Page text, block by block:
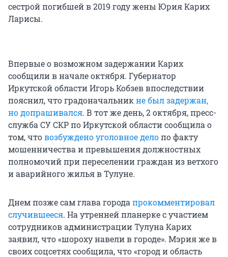
сестрой погибшей в 2019 году жены Юрия Карих
Ларисы.
Впервые о возможном задержании Карих
сообщили в начале октября. Губернатор
Иркутской области Игорь Кобзев впоследствии
пояснил, что градоначальникне был задержан,
но допрашивался. В тот же день, 2 октября, пресс-
служба СУ СКР по Иркутской области сообщила о
том, чтовозбуждено уголовное делопо факту
мошенничества и превышения должностных
полномочий при переселении граждан из ветхого
и аварийного жилья в Тулуне.
Днем позже сам глава города прокомментировал
случившееся. На утренней планерке с участием
сотрудников администрации Тулуна Карих
заявил, что «шороху навели в городе». Мэрия же в
своих соцсетях сообщила, что «город и область